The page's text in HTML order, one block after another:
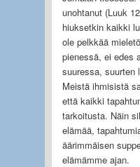
unohtanut (Luuk
hiuksetkin kaikki
ole pelkkää
pienessä, ei edes
suuressa, suurten
Meistä ihmisistä
että kaikki
tarkoitusta. Näin
elämää,
äärimmäisen
elämämme ajan.